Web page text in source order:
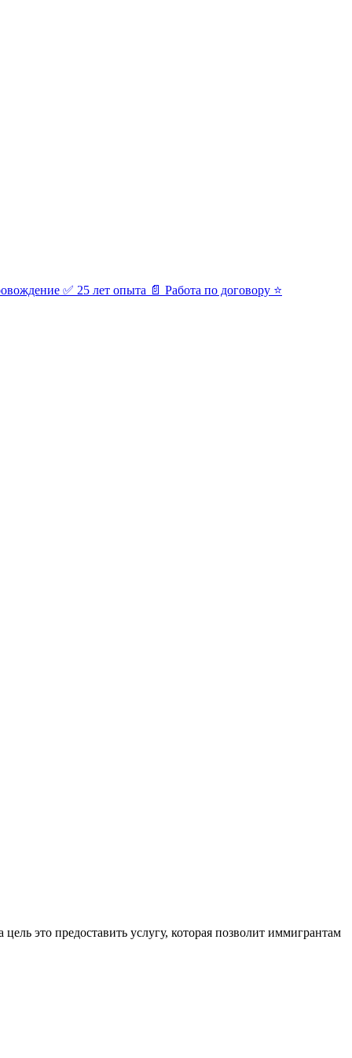
✅ 25 лет опыта 📄 Работа по договору ⭐
это предоставить услугу, которая позволит иммигрантам